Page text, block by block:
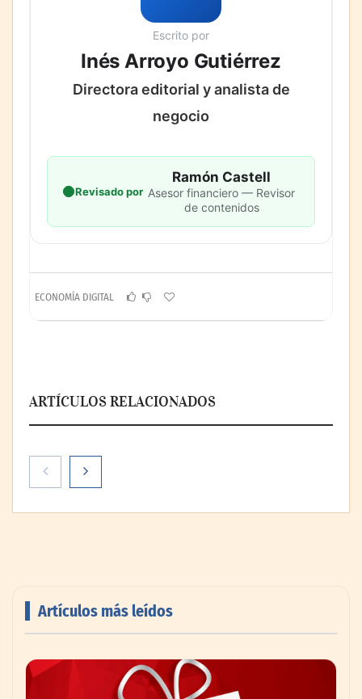
Escrito por
Inés Arroyo Gutiérrez
Directora editorial y analista de
negocio
Revisado por
Ramón Castell
Asesor financiero — Revisor
de contenidos
ECONOMÍA DIGITAL
ARTÍCULOS RELACIONADOS
impulsando la colaboración en el sector
Artículos más leídos